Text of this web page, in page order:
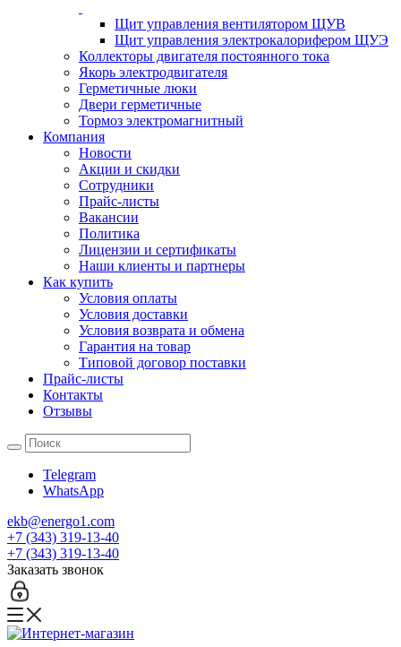
Щит управления вентилятором ЩУВ
Щит управления электрокалорифером ЩУЭ
Коллекторы двигателя постоянного тока
Якорь электродвигателя
Герметичные люки
Двери герметичные
Тормоз электромагнитный
Компания
Новости
Акции и скидки
Сотрудники
Прайс-листы
Вакансии
Политика
Лицензии и сертификаты
Наши клиенты и партнеры
Как купить
Условия оплаты
Условия доставки
Условия возврата и обмена
Гарантия на товар
Типовой договор поставки
Прайс-листы
Контакты
Отзывы
Telegram
WhatsApp
ekb@energo1.com
+7 (343) 319-13-40
+7 (343) 319-13-40
Заказать звонок